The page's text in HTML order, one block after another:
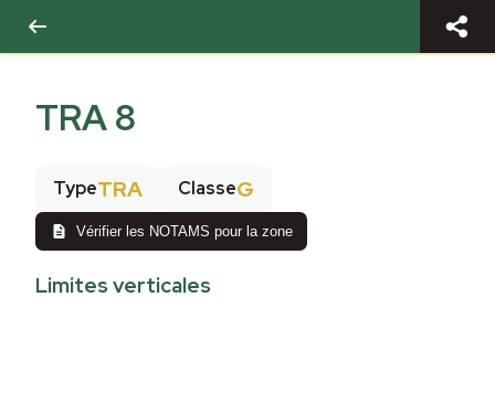
TRA 8
TypeTRA ClasseG
Vérifier les NOTAMS pour la zone
Limites verticales